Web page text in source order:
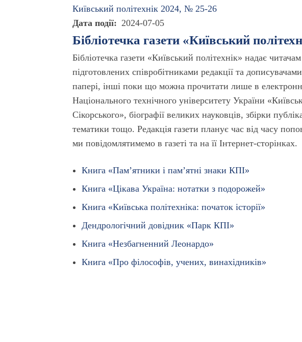
Київський полiтехнiк 2024, № 25-26
Дата події
2024-07-05
Бібліотечка газети «Київський
Бібліотечка газети «Київський політехнік» надає
підготовлених співробітниками редакції та
папері, інші поки що можна прочитати лише в
Національного технічного університету України
Сікорського», біографії великих науковців, збірки
тематики тощо. Редакція газети планує час від часу
ми повідомлятимемо в газеті та на її Інтернет-сторінках.
Книга «Пам’ятники і пам’ятні знаки КПІ»
Книга «Цікава Україна: нотатки з подорожей»
Книга «Київська політехніка: початок історії»
Дендрологічний довідник «Парк КПІ»
Книга «Незбагненний Леонардо»
Книга «Про філософів, учених, винахідників»